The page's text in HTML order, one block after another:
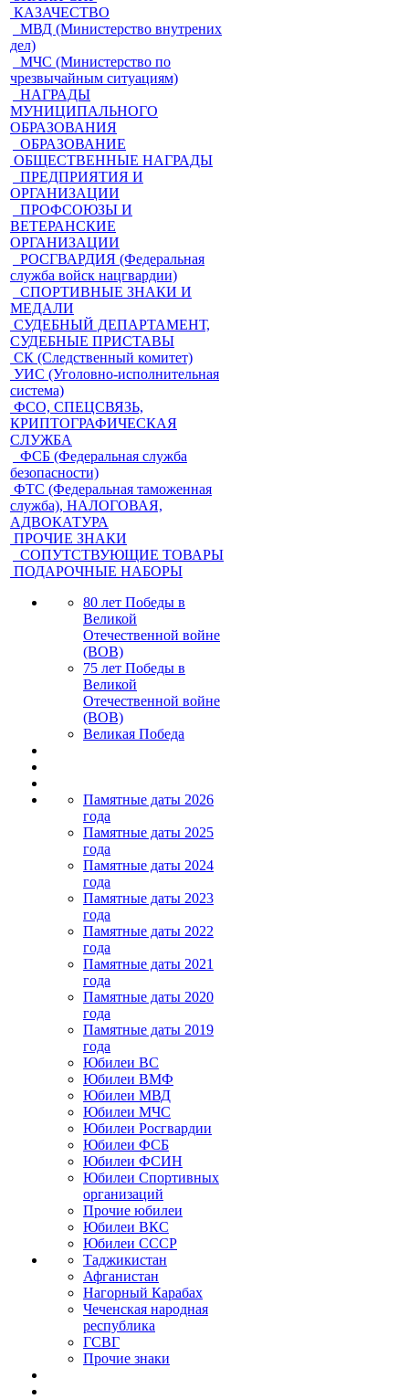
КАЗАЧЕСТВО
МВД (Министерство внутрених
дел)
МЧС (Министерство по
чрезвычайным ситуациям)
НАГРАДЫ
МУНИЦИПАЛЬНОГО
ОБРАЗОВАНИЯ
ОБРАЗОВАНИЕ
ОБЩЕСТВЕННЫЕ НАГРАДЫ
ПРЕДПРИЯТИЯ И
ОРГАНИЗАЦИИ
ПРОФСОЮЗЫ И
ВЕТЕРАНСКИЕ
ОРГАНИЗАЦИИ
РОСГВАРДИЯ (Федеральная
служба войск нацгвардии)
СПОРТИВНЫЕ ЗНАКИ И
МЕДАЛИ
СУДЕБНЫЙ ДЕПАРТАМЕНТ,
СУДЕБНЫЕ ПРИСТАВЫ
СК (Следственный комитет)
УИС (Уголовно-исполнительная
система)
ФСО, СПЕЦСВЯЗЬ,
КРИПТОГРАФИЧЕСКАЯ
СЛУЖБА
ФСБ (Федеральная служба
безопасности)
ФТС (Федеральная таможенная
служба), НАЛОГОВАЯ,
АДВОКАТУРА
ПРОЧИЕ ЗНАКИ
СОПУТСТВУЮЩИЕ ТОВАРЫ
ПОДАРОЧНЫЕ НАБОРЫ
80 лет Победы в
Великой
Отечественной войне
(ВОВ)
75 лет Победы в
Великой
Отечественной войне
(ВОВ)
Великая Победа
Памятные даты 2026
года
Памятные даты 2025
года
Памятные даты 2024
года
Памятные даты 2023
года
Памятные даты 2022
года
Памятные даты 2021
года
Памятные даты 2020
года
Памятные даты 2019
года
Юбилеи ВС
Юбилеи ВМФ
Юбилеи МВД
Юбилеи МЧС
Юбилеи Росгвардии
Юбилеи ФСБ
Юбилеи ФСИН
Юбилеи Спортивных
организаций
Прочие юбилеи
Юбилеи ВКС
Юбилеи СССР
Таджикистан
Афганистан
Нагорный Карабах
Чеченская народная
республика
ГСВГ
Прочие знаки